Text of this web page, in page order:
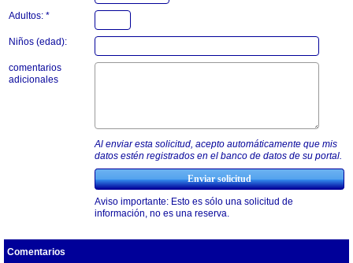
Adultos: *
Niños (edad):
comentarios
adicionales
Al enviar esta solicitud, acepto automáticamente que mis
datos estén registrados en el banco de datos de su portal.
Aviso importante: Esto es sólo una solicitud de
información, no es una reserva.
Comentarios